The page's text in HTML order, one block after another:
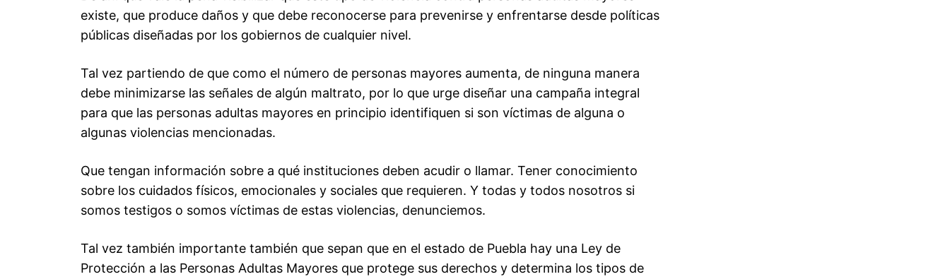
existe, que produce daños y que debe reconocerse para prevenirse y enfrentarse desde políticas
públicas diseñadas por los gobiernos de cualquier nivel.
Tal vez partiendo de que como el número de personas mayores aumenta, de ninguna manera
debe minimizarse las señales de algún maltrato, por lo que urge diseñar una campaña integral
para que las personas adultas mayores en principio identifiquen si son víctimas de alguna o
algunas violencias mencionadas.
Que tengan información sobre a qué instituciones deben acudir o llamar. Tener conocimiento
sobre los cuidados físicos, emocionales y sociales que requieren. Y todas y todos nosotros si
somos testigos o somos víctimas de estas violencias, denunciemos.
Tal vez también importante también que sepan que en el estado de Puebla hay una Ley de
Protección a las Personas Adultas Mayores que protege sus derechos y determina los tipos de